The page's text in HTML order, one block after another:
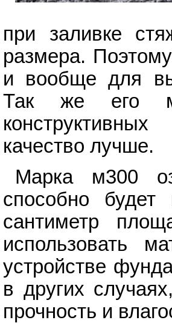
при заливке
размера.
и вообще для
Так же его
качество лучше.
Марка м300
способно
сантиметр
использовать
устройстве
в других
прочность и